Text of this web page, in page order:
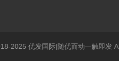
2025 优发国际|随优而动一触即发